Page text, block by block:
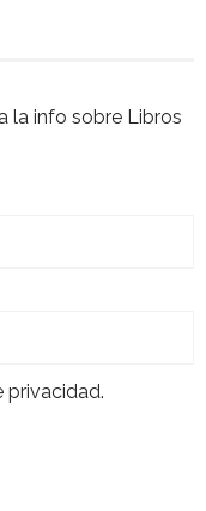
la info sobre Libros
privacidad.